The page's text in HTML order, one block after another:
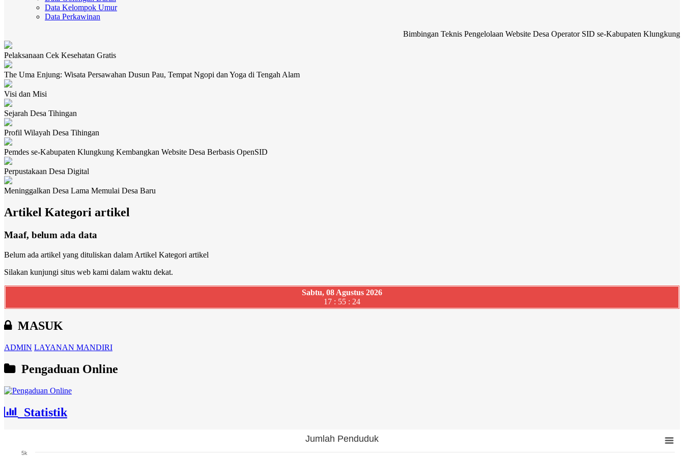
Data Kelompok Umur
Data Perkawinan
Bimbingan Teknis Pengelolaan Website Desa Operator SID se-Kabupaten Klungkung
Pelaksanaan Cek Kesehatan Gratis
The Uma Enjung: Wisata Persawahan Dusun Pau, Tempat Ngopi dan Yoga di Tengah Alam
Visi dan Misi
Sejarah Desa Tihingan
Profil Wilayah Desa Tihingan
Pemdes se-Kabupaten Klungkung Kembangkan Website Desa Berbasis OpenSID
Perpustakaan Desa Digital
Meninggalkan Desa Lama Memulai Desa Baru
Artikel Kategori artikel
Maaf, belum ada data
Belum ada artikel yang dituliskan dalam Artikel Kategori artikel
Silakan kunjungi situs web kami dalam waktu dekat.
Sabtu, 08 Agustus 2026
17 : 55 : 25
MASUK
ADMIN LAYANAN MANDIRI
Pengaduan Online
Statistik
Jumlah Penduduk
5k